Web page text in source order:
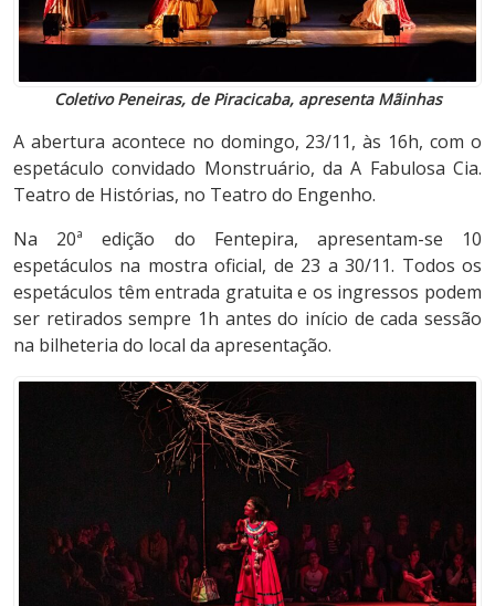
Coletivo Peneiras, de Piracicaba, apresenta Mãinhas
A abertura acontece no domingo, 23/11, às 16h, com o
espetáculo convidado Monstruário, da A Fabulosa Cia.
Teatro de Histórias, no Teatro do Engenho.
Na 20ª edição do Fentepira, apresentam-se 10
espetáculos na mostra oficial, de 23 a 30/11. Todos os
espetáculos têm entrada gratuita e os ingressos podem
ser retirados sempre 1h antes do início de cada sessão
na bilheteria do local da apresentação.